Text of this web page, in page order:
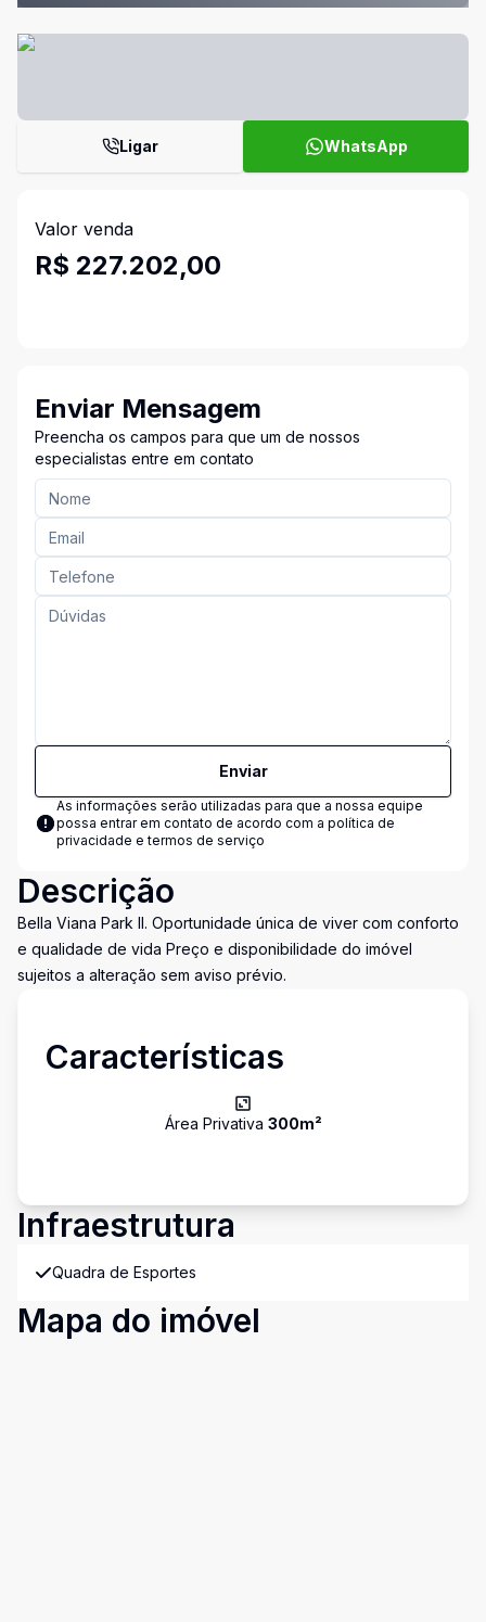
Ligar WhatsApp
Valor venda
R$ 227.202,00
Enviar Mensagem
Preencha os campos para que um de nossos
especialistas entre em contato
Enviar
As informações serão utilizadas para que a nossa equipe
possa entrar em contato de acordo com a política de
privacidade e termos de serviço
Descrição
Bella Viana Park II. Oportunidade única de viver com conforto
e qualidade de vida Preço e disponibilidade do imóvel
sujeitos a alteração sem aviso prévio.
Características
Área Privativa 300m²
Infraestrutura
Quadra de Esportes
Mapa do imóvel